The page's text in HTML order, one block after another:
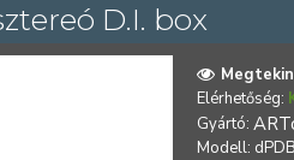
D.I. box
Elérhetőség:
Gyártó:
Modell: dPDB